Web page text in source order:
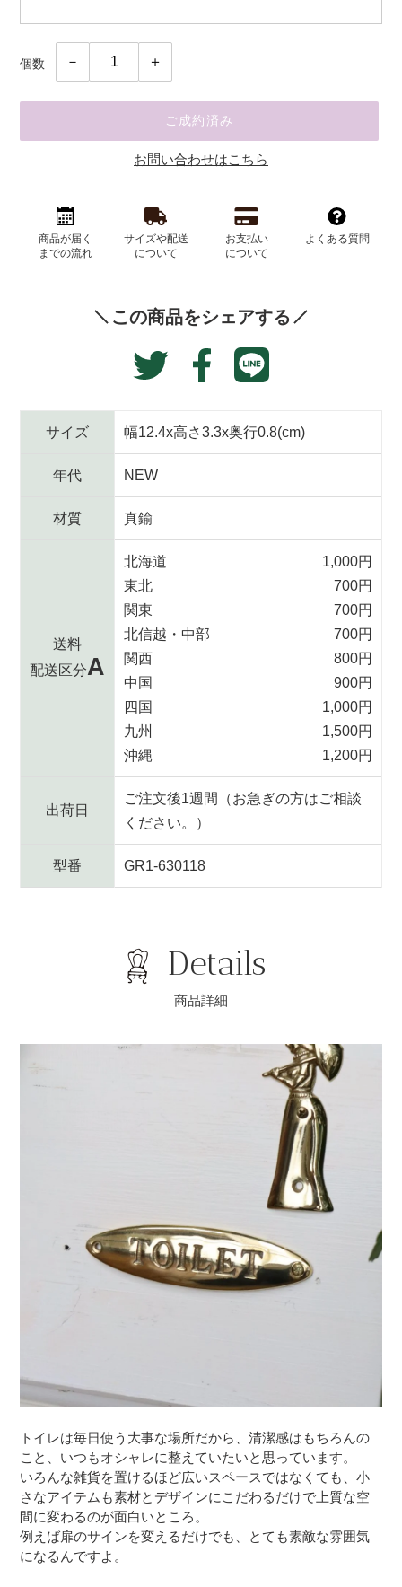
個数
ご成約済み
お問い合わせはこちら
商品が届く
までの流れ
サイズや配送
について
お支払い
について
よくある質問
この商品をシェアする
Twitter
稿
FacebookTranslation
missing:
サイズ 幅12.4x高さ3.3x奥行0.8(cm)
年代 NEW
材質 真鍮
送料
配送区分A
北海道
1,000円
東北
700円
関東
700円
北信越・中部
700円
関西
800円
中国
900円
四国
1,000円
九州
1,500円
沖縄
1,200円
出荷日
ご注文後1週間（お急ぎの方はご相談
ください。）
型番 GR1-630118
Details
商品詳細
トイレは毎日使う大事な場所だから、清潔感はもちろんの
こと、いつもオシャレに整えていたいと思っています。
いろんな雑貨を置けるほど広いスペースではなくても、小
さなアイテムも素材とデザインにこだわるだけで上質な空
間に変わるのが面白いところ。
例えば扉のサインを変えるだけでも、とても素敵な雰囲気
になるんですよ。